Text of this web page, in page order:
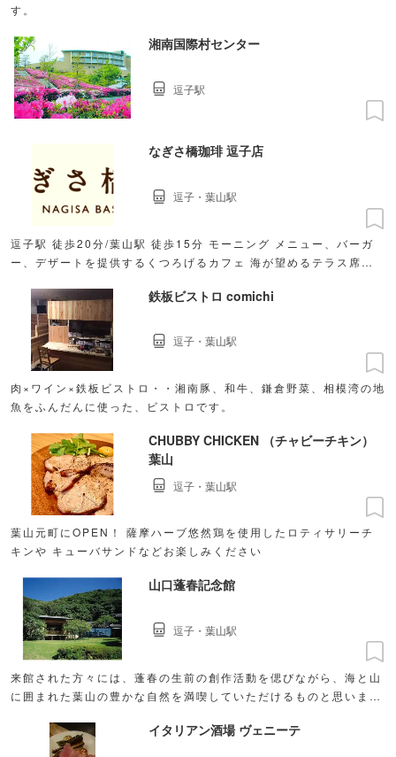
す。
湘南国際村センター
逗子駅
なぎさ橋珈琲 逗子店
逗子駅 徒歩20分/葉山駅 徒歩15分 モーニング メニュー、バーガ
ー、デザートを提供するくつろげるカフェ 海が望めるテラス席が
逗子・葉山駅
鉄板ビストロ comichi
肉×ワイン×鉄板ビストロ・・湘南豚、和牛、鎌倉野菜、相模湾の地
魚をふんだんに使った、ビストロです。
逗子・葉山駅
CHUBBY CHICKEN （チャビーチキン）
葉山
葉山元町にOPEN！ 薩摩ハーブ悠然鶏を使用したロティサリーチ
キンや キューバサンドなどお楽しみください
逗子・葉山駅
山口蓬春記念館
来館された方々には、蓬春の生前の創作活動を偲びながら、海と山
に囲まれた葉山の豊かな自然を満喫していただけるものと思いま
逗子・葉山駅
イタリアン酒場 ヴェニーテ